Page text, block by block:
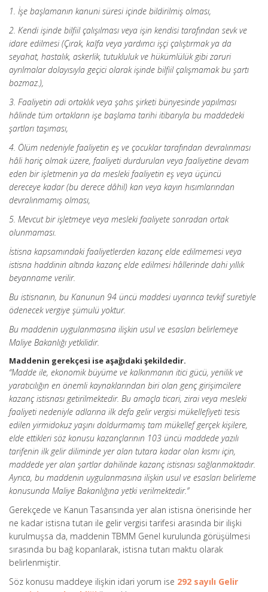
1. İşe başlamanın kanuni süresi içinde bildirilmiş olması,
2. Kendi işinde bilfiil çalışılması veya işin kendisi tarafından sevk ve
idare edilmesi (Çırak, kalfa veya yardımcı işçi çalıştırmak ya da
seyahat, hastalık, askerlik, tutukluluk ve hükümlülük gibi zaruri
ayrılmalar dolayısıyla geçici olarak işinde bilfiil çalışmamak bu şartı
bozmaz.),
3. Faaliyetin adi ortaklık veya şahıs şirketi bünyesinde yapılması
hâlinde tüm ortakların işe başlama tarihi itibarıyla bu maddedeki
şartları taşıması,
4. Ölüm nedeniyle faaliyetin eş ve çocuklar tarafından devralınması
hâli hariç olmak üzere, faaliyeti durdurulan veya faaliyetine devam
eden bir işletmenin ya da mesleki faaliyetin eş veya üçüncü
dereceye kadar (bu derece dâhil) kan veya kayın hısımlarından
devralınmamış olması,
5. Mevcut bir işletmeye veya mesleki faaliyete sonradan ortak
olunmaması.
İstisna kapsamındaki faaliyetlerden kazanç elde edilmemesi veya
istisna haddinin altında kazanç elde edilmesi hâllerinde dahi yıllık
beyanname verilir.
Bu istisnanın, bu Kanunun 94 üncü maddesi uyarınca tevkif suretiyle
ödenecek vergiye şümulü yoktur.
Bu maddenin uygulanmasına ilişkin usul ve esasları belirlemeye
Maliye Bakanlığı yetkilidir.
Maddenin gerekçesi ise aşağıdaki şekildedir.
“Madde ile, ekonomik büyüme ve kalkınmanın itici gücü, yenilik ve
yaratıcılığın en önemli kaynaklarından biri olan genç girişimcilere
kazanç istisnası getirilmektedir. Bu amaçla ticari, zirai veya mesleki
faaliyeti nedeniyle adlarına ilk defa gelir vergisi mükellefiyeti tesis
edilen yirmidokuz yaşını doldurmamış tam mükellef gerçek kişilere,
elde ettikleri söz konusu kazançlarının 103 üncü maddede yazılı
tarifenin ilk gelir diliminde yer alan tutara kadar olan kısmı için,
maddede yer alan şartlar dahilinde kazanç istisnası sağlanmaktadır.
Ayrıca, bu maddenin uygulanmasına ilişkin usul ve esasları belirleme
konusunda Maliye Bakanlığına yetki verilmektedir.”
Gerekçede ve Kanun Tasarısında yer alan istisna önerisinde her
ne kadar istisna tutarı ile gelir vergisi tarifesi arasında bir ilişki
kurulmuşsa da, maddenin TBMM Genel kurulunda görüşülmesi
sırasında bu bağ koparılarak, istisna tutarı maktu olarak
belirlenmiştir.
Söz konusu maddeye ilişkin idari yorum ise 292 sayılı Gelir